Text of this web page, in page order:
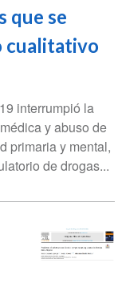
que se
cualitativo
interrumpió la
y abuso de
primaria y mental,
de drogas...